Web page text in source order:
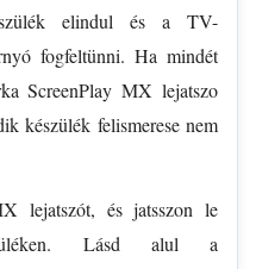
elindul és a TV-
fogfeltünni. Ha mindét
ScreenPlay MX lejatszo
készülék felismerese nem
lejatszót, és jatsszon le
Lásd alul a